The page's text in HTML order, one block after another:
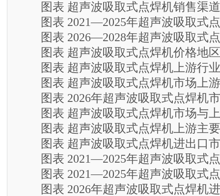
图表 超声波吸取式点焊机销售渠
图表 2021—2025年超声波吸取式点
图表 2026—2028年超声波吸取式点
图表 超声波吸取式点焊机价格地区
图表 超声波吸取式点焊机上游行
图表 超声波吸取式点焊机市场上
图表 2026年超声波吸取式点焊机市
图表 超声波吸取式点焊机市场与上
图表 超声波吸取式点焊机上游主要
图表 超声波吸取式点焊机进出口市
图表 2021—2025年超声波吸取式点
图表 2021—2025年超声波吸取式点
图表 2026年超声波吸取式点焊机进